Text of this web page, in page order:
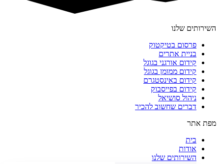
השירותים שלנו
פרסום בטיקטוק
בניית אתרים
קידום אורגני בגוגל
קידום ממומן בגוגל
קידום באינסטגרם
קידום בפייסבוק
ניהול סושיאל
דברים שחשוב להכיר
מפת אתר
בית
אודות
השירותים שלנו